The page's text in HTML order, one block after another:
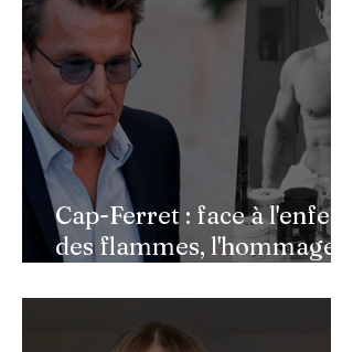
Cap-Ferret : face à l'enfer
des flammes, l'hommage
héros de l'ombre